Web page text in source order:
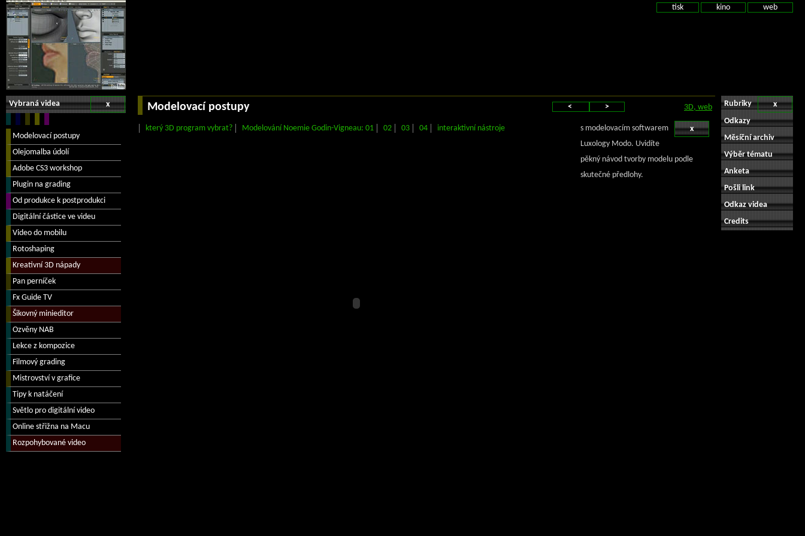
tisk kino web
x
Vybraná videa 3D, web
< >
Modelovací postupy
který 3D program vybrat? Modelování Noemie Godin-Vigneau: 01 02 03 04 interaktivní nástroje x
s modelovacím softwarem
Luxology Modo. Uvidíte
pěkný návod tvorby modelu podle
skutečné předlohy.
x
Rubriky
Odkazy
Měsíční archiv
Výběr tématu
Anketa
Pošli link
Odkaz videa
Credits